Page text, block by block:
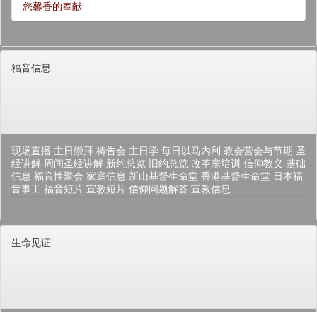
您馨香的奉献
福音信息
现场直播 主日崇拜 祷告会 主日学 每日以马内利 教会营会与节期 圣
经讲解 周间圣经讲解 新约总览 旧约总览 改革宗培训 信仰教义 基础
信息 福音性聚会 家庭信息 新山基督生命堂 香港基督生命堂 日本福
音事工 福音短片 宣教短片 信仰问题解答 宣教信息
生命见证